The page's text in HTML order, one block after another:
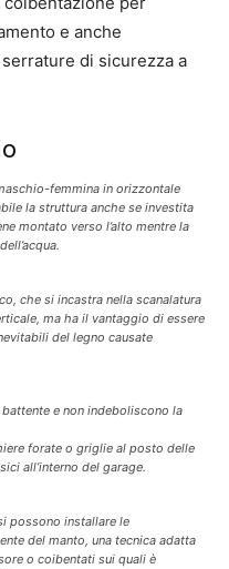
e anche
di sicurezza a
femmina in orizzontale
la struttura anche se investita
montato verso l’alto mentre la
che si incastra nella scanalatura
ma ha il vantaggio di essere
del legno causate
e non indeboliscono la
forate o griglie al posto delle
all’interno del garage.
possono installare le
del manto, una tecnica adatta
o coibentati sui quali è